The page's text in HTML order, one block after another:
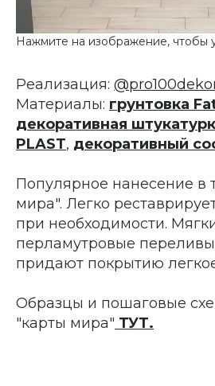
Реализация:
Материалы: грунтовка
декоративная
PLAST, декоративный
Популярное нанесение в
мира". Легко
при необходимости.
перламутровые переливы
придают покрытию
Образцы и пошаговые
"карты мира" ТУТ.